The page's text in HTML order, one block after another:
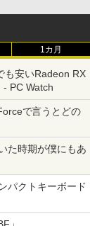
1カ月
も安いRadeon RX
PC Watch
で言うとどの
た時期が僕にもあ
パクトキーボード